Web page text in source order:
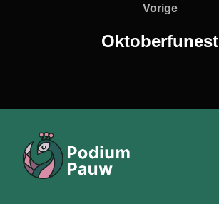
Vorige
Vorige
Oktoberfunest